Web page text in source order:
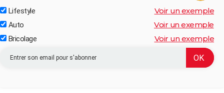
Lifestyle Voir un exemple
Auto Voir un exemple
Bricolage Voir un exemple